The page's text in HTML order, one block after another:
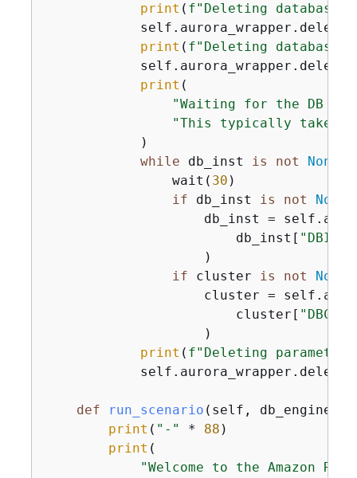
print ( f"Deleting database
print ( f"Deleting database
print (
"Waiting for the DB
"This typically takes
            )
while db_inst is not None
                wait(
30 )
if db_inst is not None
db_inst =
                        db_inst[
                    )
if cluster is not None
cluster =
                        cluster[
                    )
print ( f"Deleting parameter
def run_scenario ( self, db_engine,
print ( "-" * 88 )
print (
"Welcome to the Amazon